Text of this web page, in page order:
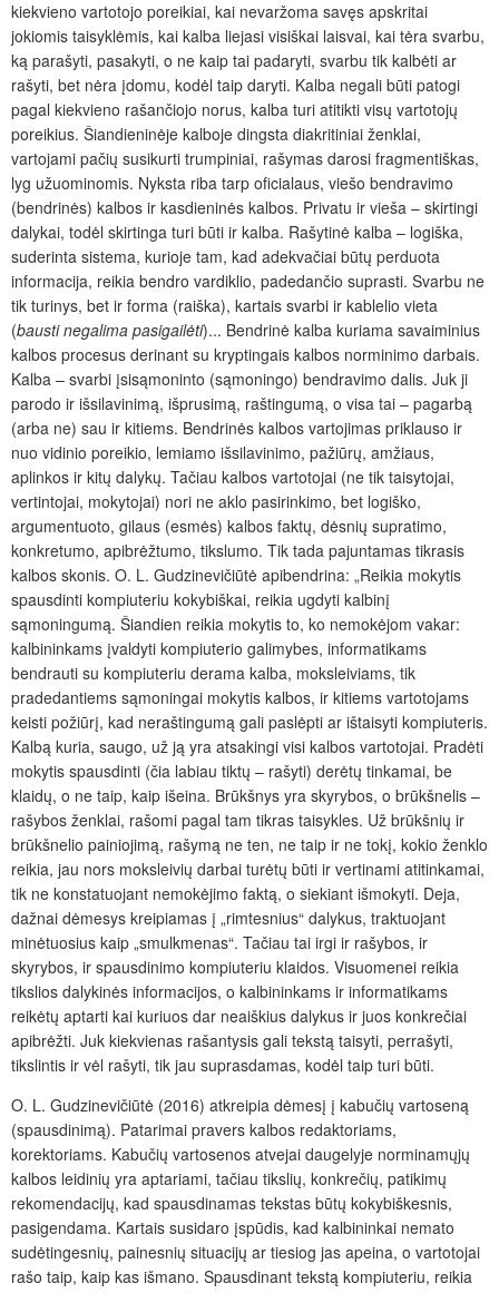
kiekvieno vartotojo poreikiai, kai nevaržoma savęs apskritai
jokiomis taisyklėmis, kai kalba liejasi visiškai laisvai, kai tėra svarbu,
ką parašyti, pasakyti, o ne kaip tai padaryti, svarbu tik kalbėti ar
rašyti, bet nėra įdomu, kodėl taip daryti. Kalba negali būti patogi
pagal kiekvieno rašančiojo norus, kalba turi atitikti visų vartotojų
poreikius. Šiandieninėje kalboje dingsta diakritiniai ženklai,
vartojami pačių susikurti trumpiniai, rašymas darosi fragmentiškas,
lyg užuominomis. Nyksta riba tarp oficialaus, viešo bendravimo
(bendrinės) kalbos ir kasdieninės kalbos. Privatu ir vieša – skirtingi
dalykai, todėl skirtinga turi būti ir kalba. Rašytinė kalba – logiška,
suderinta sistema, kurioje tam, kad adekvačiai būtų perduota
informacija, reikia bendro vardiklio, padedančio suprasti. Svarbu ne
tik turinys, bet ir forma (raiška), kartais svarbi ir kablelio vieta
(bausti negalima pasigailėti)... Bendrinė kalba kuriama savaiminius
kalbos procesus derinant su kryptingais kalbos norminimo darbais.
Kalba – svarbi įsisąmoninto (sąmoningo) bendravimo dalis. Juk ji
parodo ir išsilavinimą, išprusimą, raštingumą, o visa tai – pagarbą
(arba ne) sau ir kitiems. Bendrinės kalbos vartojimas priklauso ir
nuo vidinio poreikio, lemiamo išsilavinimo, pažiūrų, amžiaus,
aplinkos ir kitų dalykų. Tačiau kalbos vartotojai (ne tik taisytojai,
vertintojai, mokytojai) nori ne aklo pasirinkimo, bet logiško,
argumentuoto, gilaus (esmės) kalbos faktų, dėsnių supratimo,
konkretumo, apibrėžtumo, tikslumo. Tik tada pajuntamas tikrasis
kalbos skonis. O. L. Gudzinevičiūtė apibendrina: „Reikia mokytis
spausdinti kompiuteriu kokybiškai, reikia ugdyti kalbinį
sąmoningumą. Šiandien reikia mokytis to, ko nemokėjom vakar:
kalbininkams įvaldyti kompiuterio galimybes, informatikams
bendrauti su kompiuteriu derama kalba, moksleiviams, tik
pradedantiems sąmoningai mokytis kalbos, ir kitiems vartotojams
keisti požiūrį, kad neraštingumą gali paslėpti ar ištaisyti kompiuteris.
Kalbą kuria, saugo, už ją yra atsakingi visi kalbos vartotojai. Pradėti
mokytis spausdinti (čia labiau tiktų – rašyti) derėtų tinkamai, be
klaidų, o ne taip, kaip išeina. Brūkšnys yra skyrybos, o brūkšnelis –
rašybos ženklai, rašomi pagal tam tikras taisykles. Už brūkšnių ir
brūkšnelio painiojimą, rašymą ne ten, ne taip ir ne tokį, kokio ženklo
reikia, jau nors moksleivių darbai turėtų būti ir vertinami atitinkamai,
tik ne konstatuojant nemokėjimo faktą, o siekiant išmokyti. Deja,
dažnai dėmesys kreipiamas į „rimtesnius“ dalykus, traktuojant
minėtuosius kaip „smulkmenas“. Tačiau tai irgi ir rašybos, ir
skyrybos, ir spausdinimo kompiuteriu klaidos. Visuomenei reikia
tikslios dalykinės informacijos, o kalbininkams ir informatikams
reikėtų aptarti kai kuriuos dar neaiškius dalykus ir juos konkrečiai
apibrėžti. Juk kiekvienas rašantysis gali tekstą taisyti, perrašyti,
tikslintis ir vėl rašyti, tik jau suprasdamas, kodėl taip turi būti.
O. L. Gudzinevičiūtė (2016) atkreipia dėmesį į kabučių vartoseną
(spausdinimą). Patarimai pravers kalbos redaktoriams,
korektoriams. Kabučių vartosenos atvejai daugelyje norminamųjų
kalbos leidinių yra aptariami, tačiau tikslių, konkrečių, patikimų
rekomendacijų, kad spausdinamas tekstas būtų kokybiškesnis,
pasigendama. Kartais susidaro įspūdis, kad kalbininkai nemato
sudėtingesnių, painesnių situacijų ar tiesiog jas apeina, o vartotojai
rašo taip, kaip kas išmano. Spausdinant tekstą kompiuteriu, reikia